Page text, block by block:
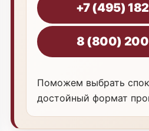
+7 (495)
8 (800)
Поможем выбрать
достойный формат